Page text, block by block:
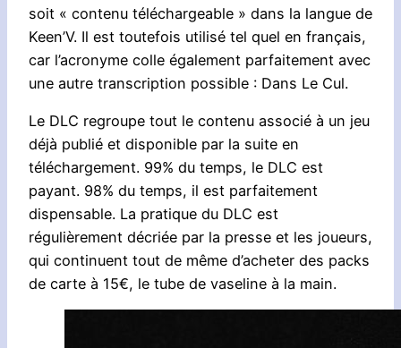
soit « contenu téléchargeable » dans la langue de
Keen’V. Il est toutefois utilisé tel quel en français,
car l’acronyme colle également parfaitement avec
une autre transcription possible : Dans Le Cul.
Le DLC regroupe tout le contenu associé à un jeu
déjà publié et disponible par la suite en
téléchargement. 99% du temps, le DLC est
payant. 98% du temps, il est parfaitement
dispensable. La pratique du DLC est
régulièrement décriée par la presse et les joueurs,
qui continuent tout de même d’acheter des packs
de carte à 15€, le tube de vaseline à la main.